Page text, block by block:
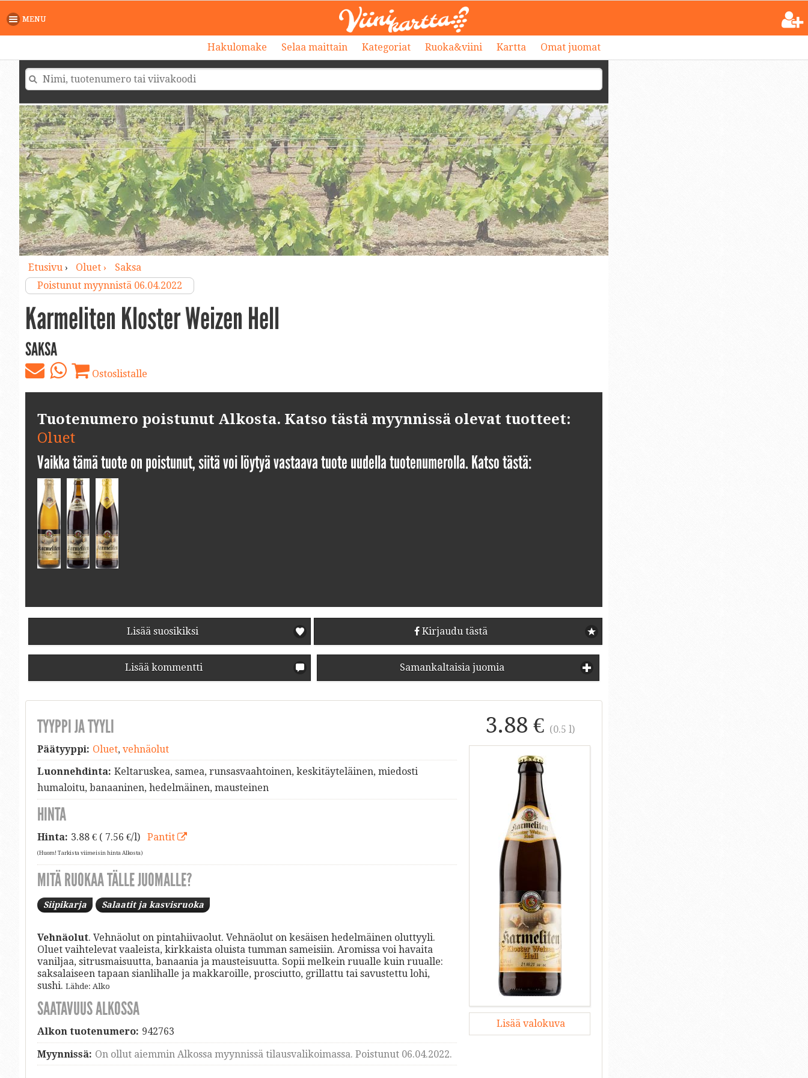
MENU
Hakulomake Selaa maittain Kategoriat Ruoka&viini Kartta Omat juomat
Etusivu› Oluet ›
Saksa
Poistunut myynnistä 06.04.2022
Karmeliten Kloster Weizen Hell
SAKSA
Ostoslistalle
Tuotenumero poistunut Alkosta. Katso tästä myynnissä olevat tuotteet:
Oluet
Vaikka tämä tuote on poistunut, siitä voi löytyä vastaava tuote uudella tuotenumerolla. Katso tästä:
Lisää suosikiksi Kirjaudu tästä
Lisää kommentti Samankaltaisia juomia
3.88 € (0.5 l)
Lisää valokuva
TYYPPI JA TYYLI
Päätyyppi: Oluet, vehnäolut
Luonnehdinta: Keltaruskea, samea, runsasvaahtoinen, keskitäyteläinen, miedosti
humaloitu, banaaninen, hedelmäinen, mausteinen
HINTA
Hinta: 3.88€ ( 7.56 €/l) Pantit
(Huom! Tarkista viimeisin hinta Alkosta)
MITÄ RUOKAA TÄLLE JUOMALLE?
Siipikarja Salaatit ja kasvisruoka
Vehnäolut. Vehnäolut on pintahiivaolut. Vehnäolut on kesäisen hedelmäinen oluttyyli.
Oluet vaihtelevat vaaleista, kirkkaista oluista tumman sameisiin. Aromissa voi havaita
vaniljaa, sitrusmaisuutta, banaania ja mausteisuutta. Sopii melkein ruualle kuin ruualle:
saksalaiseen tapaan sianlihalle ja makkaroille, prosciutto, grillattu tai savustettu lohi,
sushi. Lähde: Alko
SAATAVUUS ALKOSSA
Alkon tuotenumero: 942763
Myynnissä: On ollut aiemmin Alkossa myynnissä tilausvalikoimassa. Poistunut 06.04.2022.